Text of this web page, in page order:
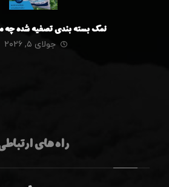
نمک بسته بندی تصفیه شده چه
جولای ۵, ۲۰۲۶
راه های